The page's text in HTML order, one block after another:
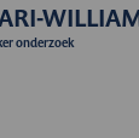
onderzoek